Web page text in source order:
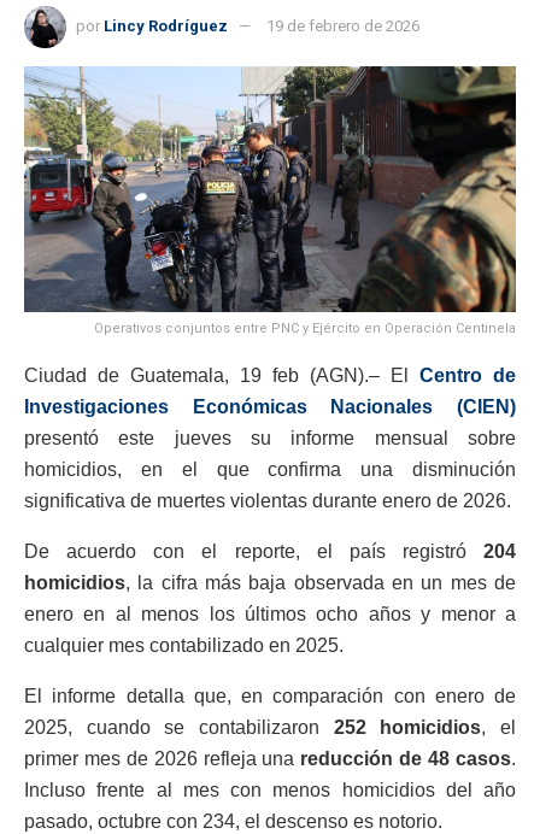
por Lincy Rodríguez 19 de febrero de 2026
Operativos conjuntos entre PNC y Ejército en Operación Centinela
Ciudad de Guatemala, 19 feb (AGN).– El Centro de
Investigaciones Económicas Nacionales (CIEN)
presentó este jueves su informe mensual sobre
homicidios, en el que confirma una disminución
significativa de muertes violentas durante enero de 2026.
De acuerdo con el reporte, el país registró 204
homicidios, la cifra más baja observada en un mes de
enero en al menos los últimos ocho años y menor a
cualquier mes contabilizado en 2025.
El informe detalla que, en comparación con enero de
2025, cuando se contabilizaron 252 homicidios, el
primer mes de 2026 refleja una reducción de 48 casos.
Incluso frente al mes con menos homicidios del año
pasado, octubre con 234, el descenso es notorio.